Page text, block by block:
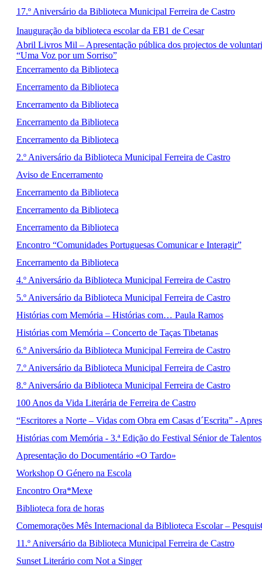
17.º Aniversário da Biblioteca Municipal Ferreira de Castro
Inauguração da biblioteca escolar da EB1 de Cesar
Abril Livros Mil – Apresentação pública dos projectos de
“Uma Voz por um Sorriso”
Encerramento da Biblioteca
Encerramento da Biblioteca
Encerramento da Biblioteca
Encerramento da Biblioteca
Encerramento da Biblioteca
2.º Aniversário da Biblioteca Municipal Ferreira de Castro
Aviso de Encerramento
Encerramento da Biblioteca
Encerramento da Biblioteca
Encerramento da Biblioteca
Encontro “Comunidades Portuguesas Comunicar e Interagir”
Encerramento da Biblioteca
4.º Aniversário da Biblioteca Municipal Ferreira de Castro
5.º Aniversário da Biblioteca Municipal Ferreira de Castro
Histórias com Memória – Histórias com… Paula Ramos
Histórias com Memória – Concerto de Taças Tibetanas
6.º Aniversário da Biblioteca Municipal Ferreira de Castro
7.º Aniversário da Biblioteca Municipal Ferreira de Castro
8.º Aniversário da Biblioteca Municipal Ferreira de Castro
100 Anos da Vida Literária de Ferreira de Castro
“Escritores a Norte – Vidas com Obra em Casas d´Escrita” -
Histórias com Memória - 3.ª Edição do Festival Sénior de Talentos
Apresentação do Documentário «O Tardo»
Workshop O Género na Escola
Encontro Ora*Mexe
Biblioteca fora de horas
Comemorações Mês Internacional da Biblioteca Escolar –
11.º Aniversário da Biblioteca Municipal Ferreira de Castro
Sunset Literário com Not a Singer